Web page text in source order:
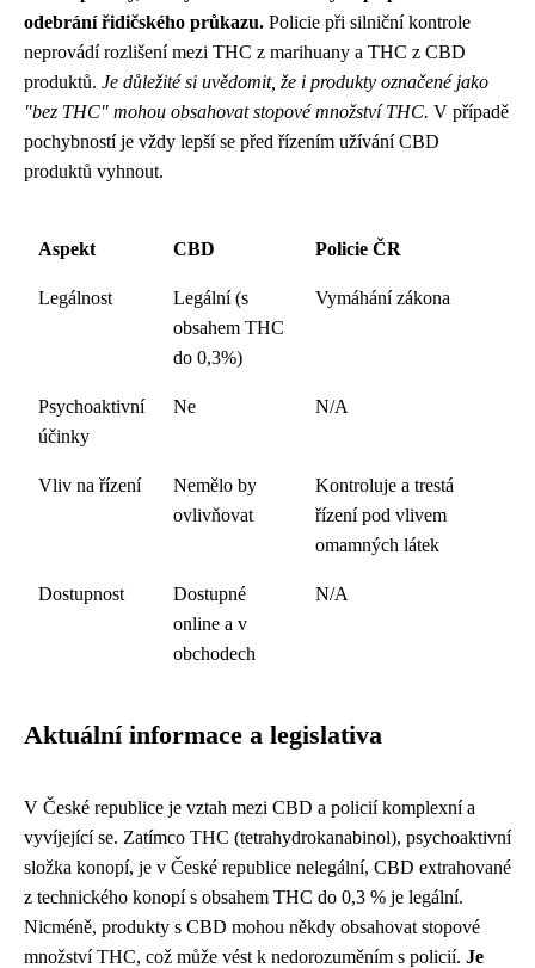
odebrání řidičského průkazu. Policie při silniční kontrole
neprovádí rozlišení mezi THC z marihuany a THC z CBD
produktů. Je důležité si uvědomit, že i produkty označené jako
"bez THC" mohou obsahovat stopové množství THC. V případě
pochybností je vždy lepší se před řízením užívání CBD
produktů vyhnout.
Aspekt CBD Policie ČR
Legálnost
Legální (s
obsahem THC
do 0,3%)
Vymáhání zákona
Psychoaktivní
účinky
Ne N/A
Vliv na řízení
Nemělo by
ovlivňovat
Kontroluje a trestá
řízení pod vlivem
omamných látek
Dostupnost
Dostupné
online a v
obchodech
N/A
Aktuální informace a legislativa
V České republice je vztah mezi CBD a policií komplexní a
vyvíjející se. Zatímco THC (tetrahydrokanabinol), psychoaktivní
složka konopí, je v České republice nelegální, CBD extrahované
z technického konopí s obsahem THC do 0,3 % je legální.
Nicméně, produkty s CBD mohou někdy obsahovat stopové
množství THC, což může vést k nedorozuměním s policií. Je